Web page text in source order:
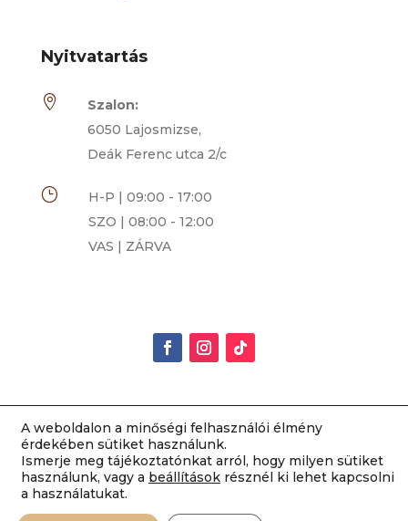
Nyitvatartás

Szalon:
6050 Lajosmizse,
Deák Ferenc utca 2/c
}
H-P | 09:00 - 17:00
SZO | 08:00 - 12:00
VAS | ZÁRVA
Rimóczi-Art Csokoládé és Grillázs Szalon | 2014-
2022 Minden jog fenntartva |ÁSZF|
Adatvédelem
A weboldalon a minőségi felhasználói élmény
érdekében sütiket használunk.
Ismerje meg tájékoztatónkat arról, hogy milyen sütiket
használunk, vagy a beállítások résznél ki lehet kapcsolni
a használatukat.